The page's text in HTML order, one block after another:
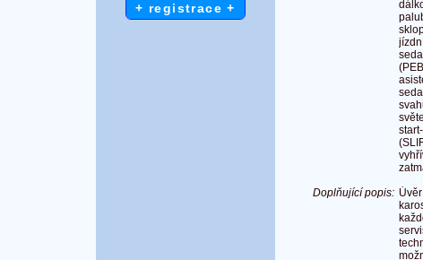
+ registrace +
Doplňující popis: